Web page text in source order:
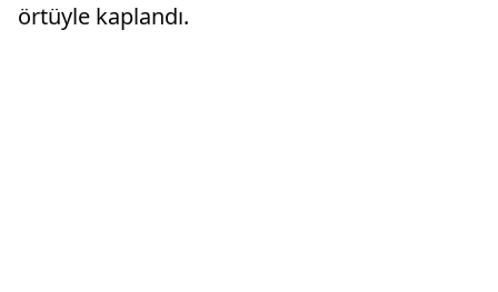
örtüyle kaplandı.